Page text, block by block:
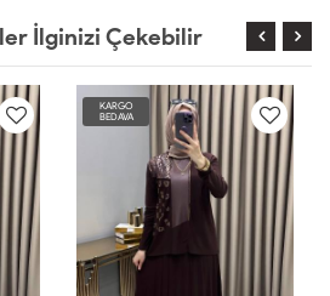
İlginizi Çekebilir
KARGO
BEDAVA